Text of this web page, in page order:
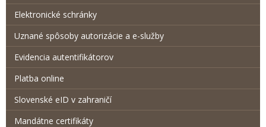
Elektronické schránky
Uznané spôsoby autorizácie a e-služby
Evidencia autentifikátorov
Platba online
Slovenské eID v zahraničí
Mandátne certifikáty